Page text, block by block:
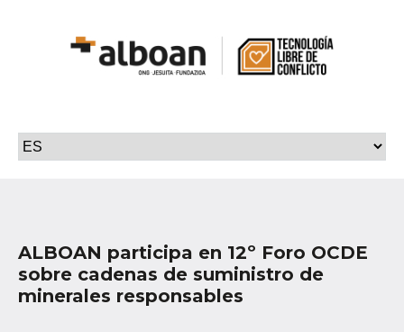
ALBOAN participa en 12º Foro OCDE
sobre cadenas de suministro de
minerales responsables